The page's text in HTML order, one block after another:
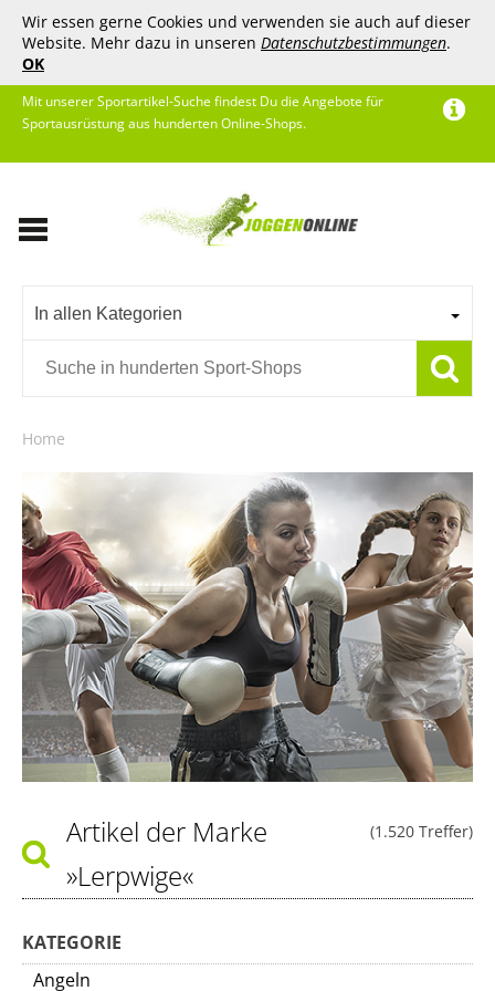
Wir essen gerne Cookies und verwenden sie auch auf dieser
Website. Mehr dazu in unseren Datenschutzbestimmungen.
OK
Mit unserer Sportartikel-Suche findest Du die Angebote für
Sportausrüstung aus hunderten Online-Shops.
In allen Kategorien
Home
(1.520 Treffer)
Artikel der Marke
»Lerpwige«
KATEGORIE
Angeln